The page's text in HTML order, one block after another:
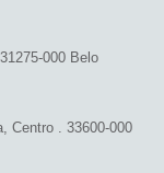
000 Belo
Centro . 33600-000